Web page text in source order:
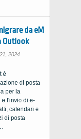
da eM
Outlook
2024
è
di posta
per la
e l'invio di e-
calendari e
di posta